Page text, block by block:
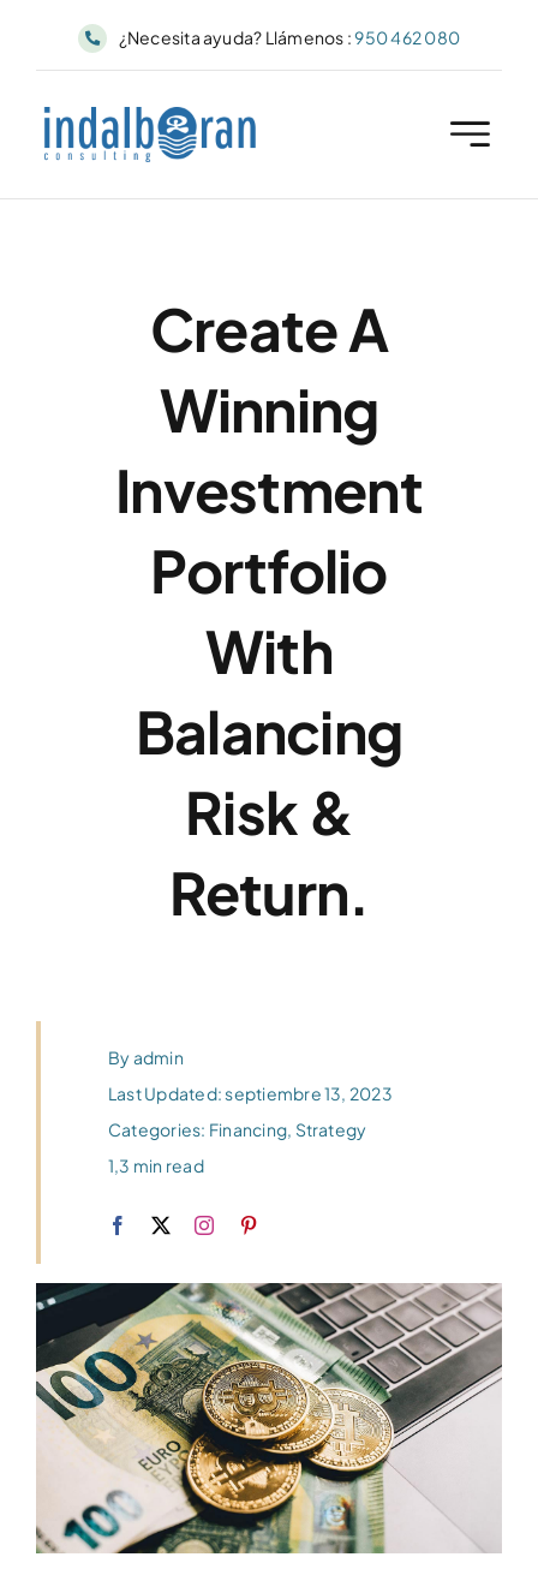
¿Necesita ayuda? Llámenos :950 462 080
Create A
Winning
Investment
Portfolio
With
Balancing
Risk &
Return.
Byadmin
Last Updated: septiembre 13, 2023
Categories: Financing, Strategy
1,3 min read